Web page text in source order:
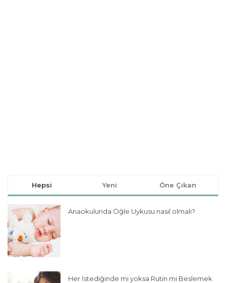
Hepsi Yeni Öne Çıkan
Anaokulunda Öğle Uykusu nasıl olmalı?
Her İstediğinde mi yoksa Rutin mi Beslemek